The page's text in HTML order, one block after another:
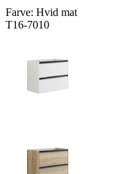
Farve: Hvid mat
T16-7010